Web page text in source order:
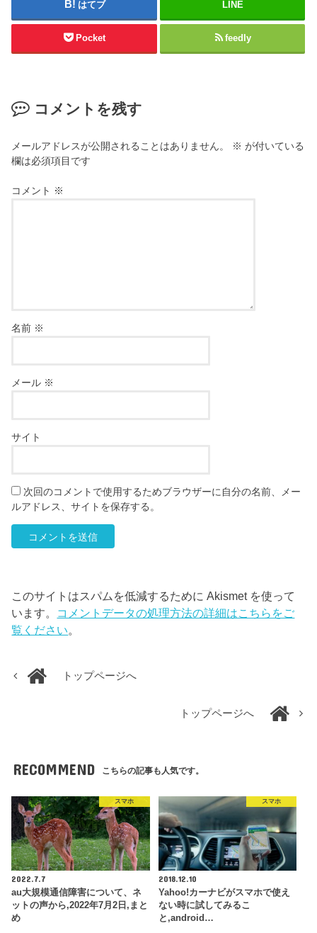
はてブ LINE
Pocket feedly
コメントを残す
メールアドレスが公開されることはありません。 ※ が付いている
欄は必須項目です
コメント ※
名前 ※
メール ※
サイト
次回のコメントで使用するためブラウザーに自分の名前、メー
ルアドレス、サイトを保存する。
このサイトはスパムを低減するために Akismet を使って
います。 コメントデータの処理方法の詳細はこちらをご
覧ください。
トップページへ
トップページへ
RECOMMEND こちらの記事も人気です。
スマホ
2022.7.7
au大規模通信障害について、ネ
ットの声から,2022年7月2日,まと
め
スマホ
2018.12.10
Yahoo!カーナビがスマホで使え
ない時に試してみるこ
と,android…